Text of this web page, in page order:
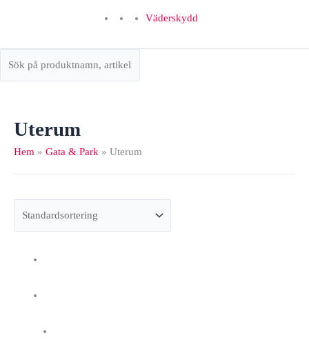
Väderskydd
Uterum
Hem » Gata & Park » Uterum